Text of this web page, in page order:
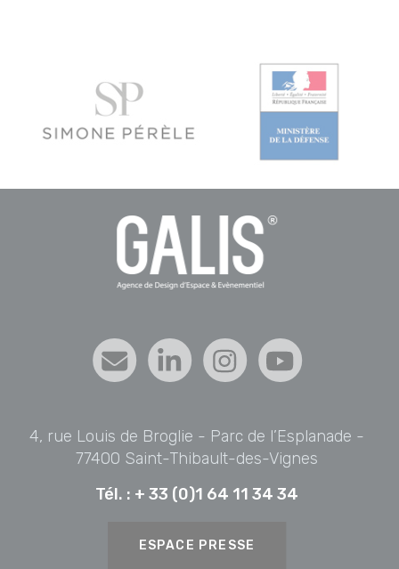
4, rue Louis de Broglie - Parc de l’Esplanade -
77400 Saint-Thibault-des-Vignes
Tél. : + 33 (0)1 64 11 34 34
ESPACE PRESSE